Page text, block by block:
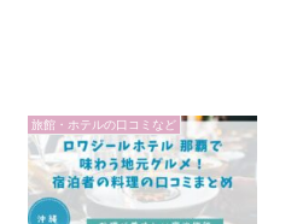
旅館・ホテルの口コミなど